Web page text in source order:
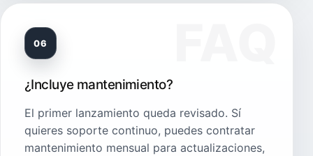
06
¿Incluye mantenimiento?
El primer lanzamiento queda revisado. Sí
quieres soporte continuo, puedes contratar
mantenimiento mensual para actualizaciones,